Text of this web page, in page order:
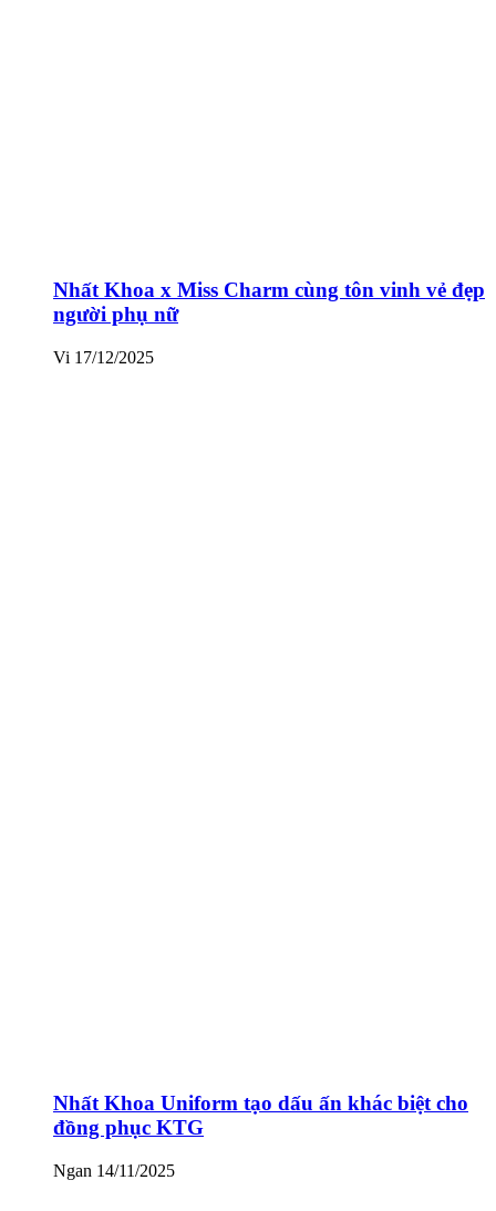
Nhất Khoa x Miss Charm cùng tôn vinh vẻ đẹp
người phụ nữ
Vi 17/12/2025
Nhất Khoa Uniform tạo dấu ấn khác biệt cho
đồng phục KTG
Ngan 14/11/2025